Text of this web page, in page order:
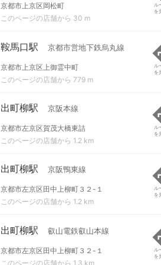
京都市上京区岡松町
このページの店舗から 30 m
ル
を
鞍馬口駅 京都市営地下鉄烏丸線
京都市上京区上御霊中町
このページの店舗から 779 m
ル
を
出町柳駅 京阪本線
京都市左京区賀茂大橋東詰
このページの店舗から 1.2 km
ル
を
出町柳駅 京阪鴨東線
京都市左京区田中上柳町３２-１
このページの店舗から 1.2 km
ル
を
出町柳駅 叡山電鉄叡山本線
京都市左京区田中上柳町３２-１
このページの店舗から 1.3 km
ル
を